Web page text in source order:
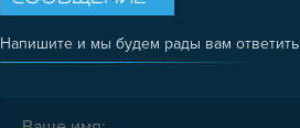
Напишите и мы будем рады вам ответить